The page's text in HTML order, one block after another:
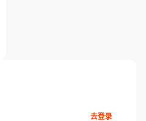
去登录